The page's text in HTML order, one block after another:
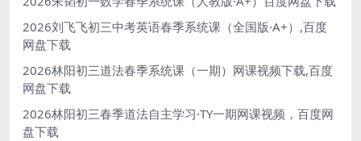
2026刘飞飞初三中考英语春季系统课（全国版·A+）,百度
网盘下载
2026林阳初三道法春季系统课（一期）网课视频下载,百度
网盘下载
2026林阳初三春季道法自主学习·TY一期网课视频，百度网
盘下载